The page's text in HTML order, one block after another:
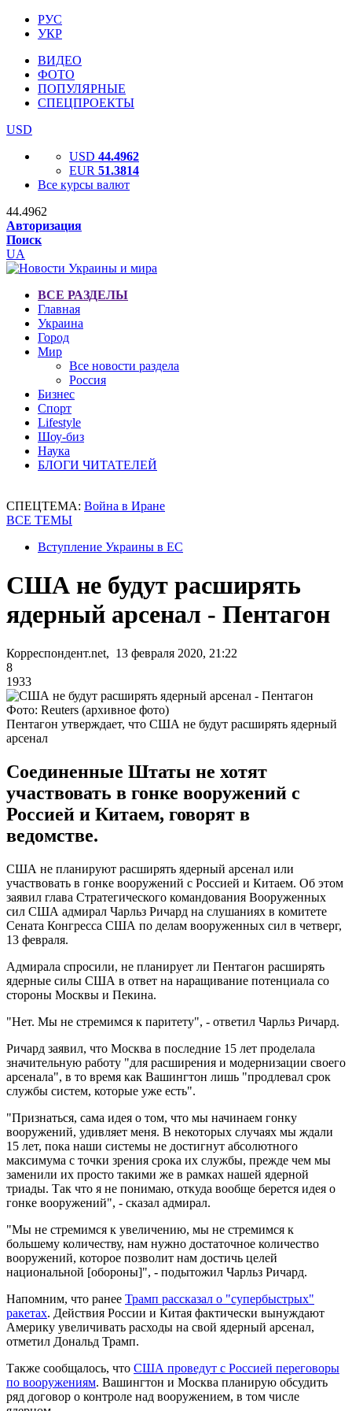
РУС
УКР
ВИДЕО
ФОТО
ПОПУЛЯРНЫЕ
СПЕЦПРОЕКТЫ
USD
USD 44.4962
EUR 51.3814
Все курсы валют
44.4962
Авторизация
Поиск
UA
ВСЕ РАЗДЕЛЫ
Главная
Украина
Город
Мир
Все новости раздела
Россия
Бизнес
Спорт
Lifestyle
Шоу-биз
Наука
БЛОГИ ЧИТАТЕЛЕЙ
СПЕЦТЕМА: Война в Иране
ВСЕ ТЕМЫ
Вступление Украины в ЕС
США не будут расширять
ядерный арсенал - Пентагон
Корреспондент.net, 13 февраля 2020, 21:22
8
1933
Фото: Reuters (архивное фото)
Пентагон утверждает, что США не будут расширять ядерный
арсенал
Соединенные Штаты не хотят
участвовать в гонке вооружений с
Россией и Китаем, говорят в
ведомстве.
США не планируют расширять ядерный арсенал или
участвовать в гонке вооружений с Россией и Китаем. Об этом
заявил глава Стратегического командования Вооруженных
сил США адмирал Чарльз Ричард на слушаниях в комитете
Сената Конгресса США по делам вооруженных сил в четверг,
13 февраля.
Адмирала спросили, не планирует ли Пентагон расширять
ядерные силы США в ответ на наращивание потенциала со
стороны Москвы и Пекина.
"Нет. Мы не стремимся к паритету", - ответил Чарльз Ричард.
Ричард заявил, что Москва в последние 15 лет проделала
значительную работу "для расширения и модернизации своего
арсенала", в то время как Вашингтон лишь "продлевал срок
службы систем, которые уже есть".
"Признаться, сама идея о том, что мы начинаем гонку
вооружений, удивляет меня. В некоторых случаях мы ждали
15 лет, пока наши системы не достигнут абсолютного
максимума с точки зрения срока их службы, прежде чем мы
заменили их просто такими же в рамках нашей ядерной
триады. Так что я не понимаю, откуда вообще берется идея о
гонке вооружений", - сказал адмирал.
"Мы не стремимся к увеличению, мы не стремимся к
большему количеству, нам нужно достаточное количество
вооружений, которое позволит нам достичь целей
национальной [обороны]", - подытожил Чарльз Ричард.
Напомним, что ранее Трамп рассказал о "супербыстрых"
ракетах. Действия России и Китая фактически вынуждают
Америку увеличивать расходы на свой ядерный арсенал,
отметил Дональд Трамп.
Также сообщалось, что США проведут с Россией переговоры
по вооружениям. Вашингтон и Москва планирую обсудить
ряд договор о контроле над вооружением, в том числе